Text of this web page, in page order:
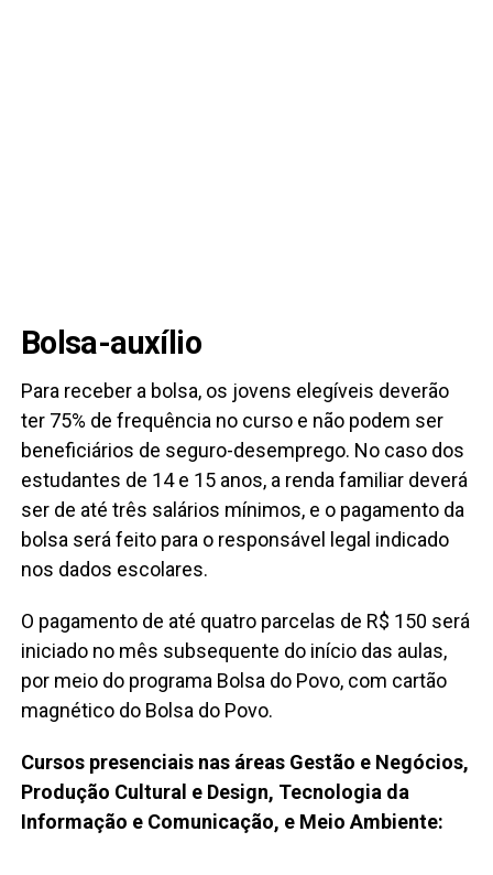
Bolsa-auxílio
Para receber a bolsa, os jovens elegíveis deverão
ter 75% de frequência no curso e não podem ser
beneficiários de seguro-desemprego. No caso dos
estudantes de 14 e 15 anos, a renda familiar deverá
ser de até três salários mínimos, e o pagamento da
bolsa será feito para o responsável legal indicado
nos dados escolares.
O pagamento de até quatro parcelas de R$ 150 será
iniciado no mês subsequente do início das aulas,
por meio do programa Bolsa do Povo, com cartão
magnético do Bolsa do Povo.
Cursos presenciais nas áreas Gestão e Negócios,
Produção Cultural e Design, Tecnologia da
Informação e Comunicação, e Meio Ambiente: